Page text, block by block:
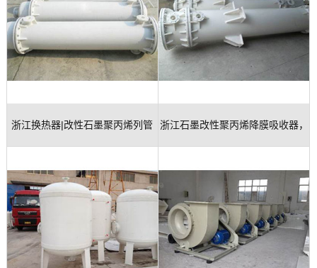
合
玻
钢
备
展
示
江
联
我
浙江换热器|改性石墨聚丙烯列管 浙江石墨改性聚丙烯降膜吸收器，